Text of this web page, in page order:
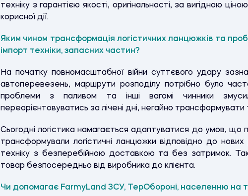
техніку з гарантією якості, оригінальності, за вигідною
корисної дії.
Яким чином трансформація логістичних ланцюжків та
імпорт техніки, запасних частин?
На початку повномасштабної війни суттєвого удару
автоперевезень, маршрути розподілу потрібно було
проблеми з паливом та інші вагомі чинники
переорієнтовуватись за лічені дні, негайно
Сьогодні логістика намагається адаптуватися до умов, що
трансформували логістичні ланцюжки відповідно до
техніку з безперебійною доставкою та без затримок.
товар безпосередньо від виробника до клієнта.
Чи допомагає FarmyLand ЗСУ, ТерОбороні, населенню на